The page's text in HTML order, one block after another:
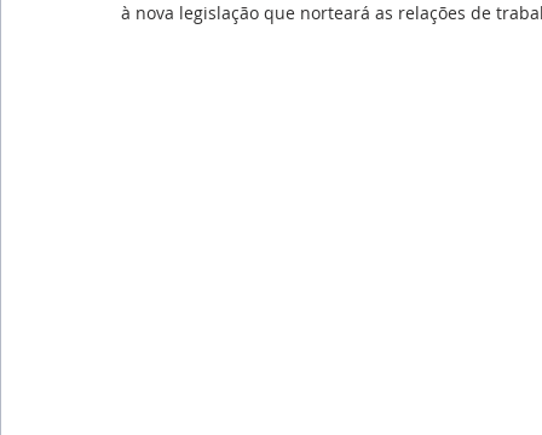
English
à nova legislação que norteará as relações de